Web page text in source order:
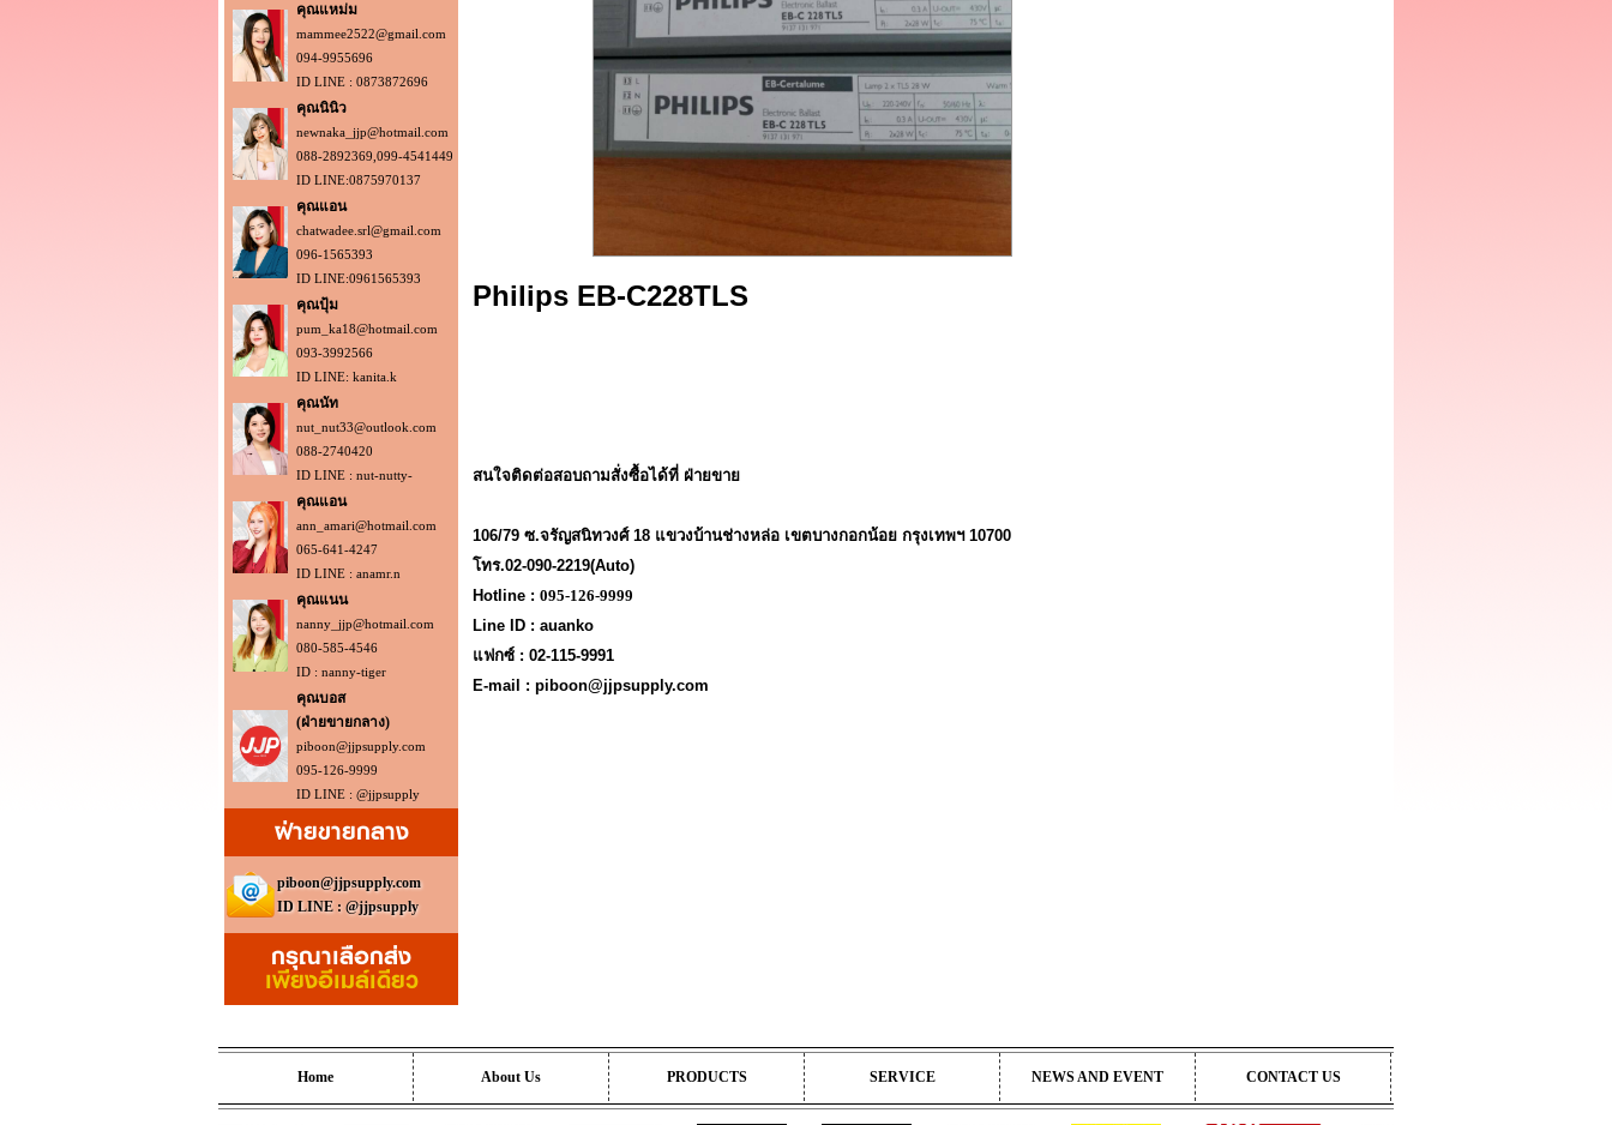
คุณแหม่ม
mammee2522@gmail.com
094-9955696
ID LINE : 0873872696
คุณนินิว
newnaka_jjp@hotmail.com
088-2892369,099-4541449
ID LINE:0875970137
คุณแอน
chatwadee.srl@gmail.com
096-1565393
ID LINE:0961565393
คุณปุ้ม
pum_ka18@hotmail.com
093-3992566
ID LINE: kanita.k
คุณนัท
nut_nut33@outlook.com
088-2740420
ID LINE : nut-nutty-
คุณแอน
ann_amari@hotmail.com
065-641-4247
ID LINE : anamr.n
คุณแนน
nanny_jjp@hotmail.com
080-585-4546
ID : nanny-tiger
คุณบอส
(ฝ่ายขายกลาง)
piboon@jjpsupply.com
095-126-9999
ID LINE : @jjpsupply
ฝ่ายขายกลาง
piboon@jjpsupply.com
ID LINE : @jjpsupply
กรุณาเลือกส่ง
เพียงอีเมล์เดียว
Philips EB-C228TLS
สนใจติดต่อสอบถามสั่งซื้อได้ที่ ฝ่ายขาย
106/79 ซ.จรัญสนิทวงศ์ 18 แขวงบ้านช่างหล่อ เขตบางกอกน้อย กรุงเทพฯ 10700
โทร.02-090-2219(Auto)
Hotline : 095-126-9999
Line ID : auanko
แฟกซ์ : 02-115-9991
E-mail : piboon@jjpsupply.com
Home About Us PRODUCTS SERVICE NEWS AND EVENT CONTACT US